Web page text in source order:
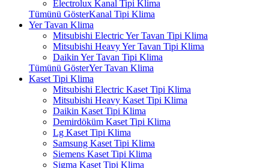
Electrolux Kanal Tipi Klima
Tümünü GösterKanal Tipi Klima
Yer Tavan Klima
Mitsubishi Electric Yer Tavan Tipi Klima
Mitsubishi Heavy Yer Tavan Tipi Klima
Daikin Yer Tavan Tipi Klima
Tümünü GösterYer Tavan Klima
Kaset Tipi Klima
Mitsubishi Electric Kaset Tipi Klima
Mitsubishi Heavy Kaset Tipi Klima
Daikin Kaset Tipi Klima
Demirdöküm Kaset Tipi Klima
Lg Kaset Tipi Klima
Samsung Kaset Tipi Klima
Siemens Kaset Tipi Klima
Sigma Kaset Tipi Klima